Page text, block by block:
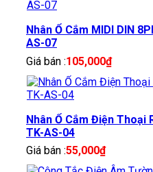
Nhân Ổ Cắm MIDI DIN
AS-07
Giá bán :105,000₫
Nhân Ổ Cắm Điện Thoại
TK-AS-04
Giá bán :55,000₫